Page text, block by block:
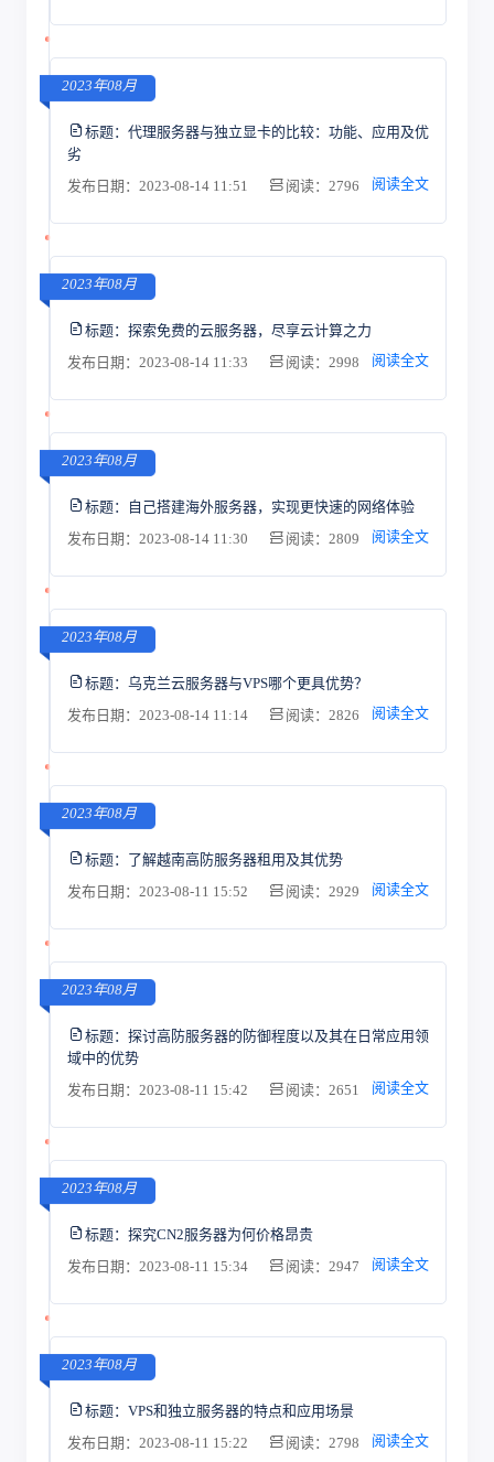
2023年08月
标题： 代理服务器与独立显卡的比较：功能、应用及优
劣
发布日期：2023-08-14 11:51
阅读：2796 阅读全文
2023年08月
标题： 探索免费的云服务器，尽享云计算之力
发布日期：2023-08-14 11:33
阅读：2998 阅读全文
2023年08月
标题：
自己搭建海外服务器，实现更快速的网络体验
发布日期：2023-08-14 11:30
阅读：2809 阅读全文
2023年08月
标题： 乌克兰云服务器与VPS哪个更具优势？
发布日期：2023-08-14 11:14
阅读：2826 阅读全文
2023年08月
标题： 了解越南高防服务器租用及其优势
发布日期：2023-08-11 15:52
阅读：2929 阅读全文
2023年08月
标题： 探讨高防服务器的防御程度以及其在日常应用领
域中的优势
发布日期：2023-08-11 15:42
阅读：2651 阅读全文
2023年08月
标题： 探究CN2服务器为何价格昂贵
发布日期：2023-08-11 15:34
阅读：2947 阅读全文
2023年08月
标题： VPS和独立服务器的特点和应用场景
发布日期：2023-08-11 15:22
阅读：2798 阅读全文